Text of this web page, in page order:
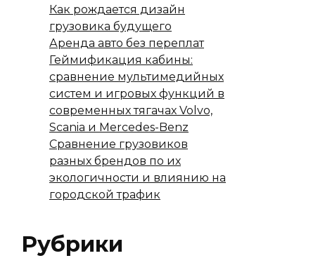
Как рождается дизайн
грузовика будущего
Аренда авто без переплат
Геймификация кабины:
сравнение мультимедийных
систем и игровых функций в
современных тягачах Volvo,
Scania и Mercedes-Benz
Сравнение грузовиков
разных брендов по их
экологичности и влиянию на
городской трафик
Рубрики